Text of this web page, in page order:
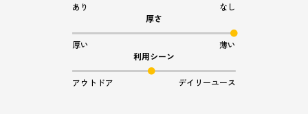
あり
なし
厚さ
厚い
薄い
利用シーン
アウトドア デイリーユース